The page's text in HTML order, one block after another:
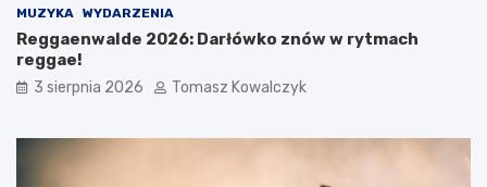
MUZYKA WYDARZENIA
Reggaenwalde 2026: Darłówko znów w rytmach
reggae!
3 sierpnia 2026 Tomasz Kowalczyk